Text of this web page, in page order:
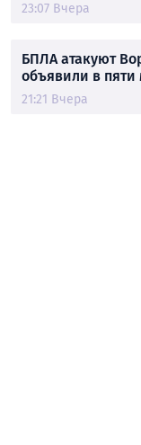
23:07 Вчера
БПЛА атакуют
объявили в пяти
21:21 Вчера